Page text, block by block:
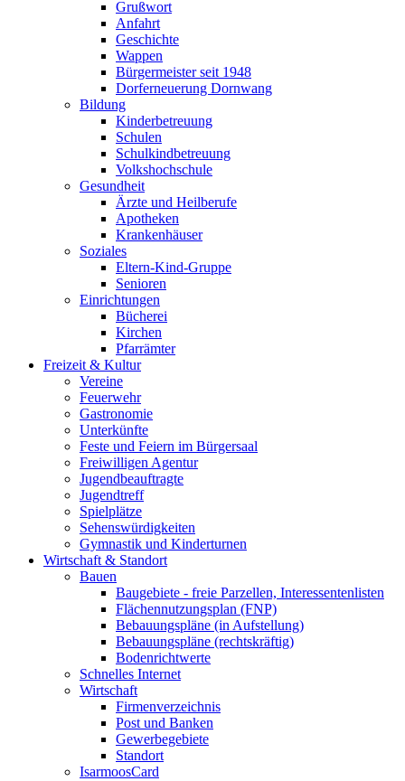
Grußwort
Anfahrt
Geschichte
Wappen
Bürgermeister seit 1948
Dorferneuerung Dornwang
Bildung
Kinderbetreuung
Schulen
Schulkindbetreuung
Volkshochschule
Gesundheit
Ärzte und Heilberufe
Apotheken
Krankenhäuser
Soziales
Eltern-Kind-Gruppe
Senioren
Einrichtungen
Bücherei
Kirchen
Pfarrämter
Freizeit & Kultur
Vereine
Feuerwehr
Gastronomie
Unterkünfte
Feste und Feiern im Bürgersaal
Freiwilligen Agentur
Jugendbeauftragte
Jugendtreff
Spielplätze
Sehenswürdigkeiten
Gymnastik und Kinderturnen
Wirtschaft & Standort
Bauen
Baugebiete - freie Parzellen, Interessentenlisten
Flächennutzungsplan (FNP)
Bebauungspläne (in Aufstellung)
Bebauungspläne (rechtskräftig)
Bodenrichtwerte
Schnelles Internet
Wirtschaft
Firmenverzeichnis
Post und Banken
Gewerbegebiete
Standort
IsarmoosCard